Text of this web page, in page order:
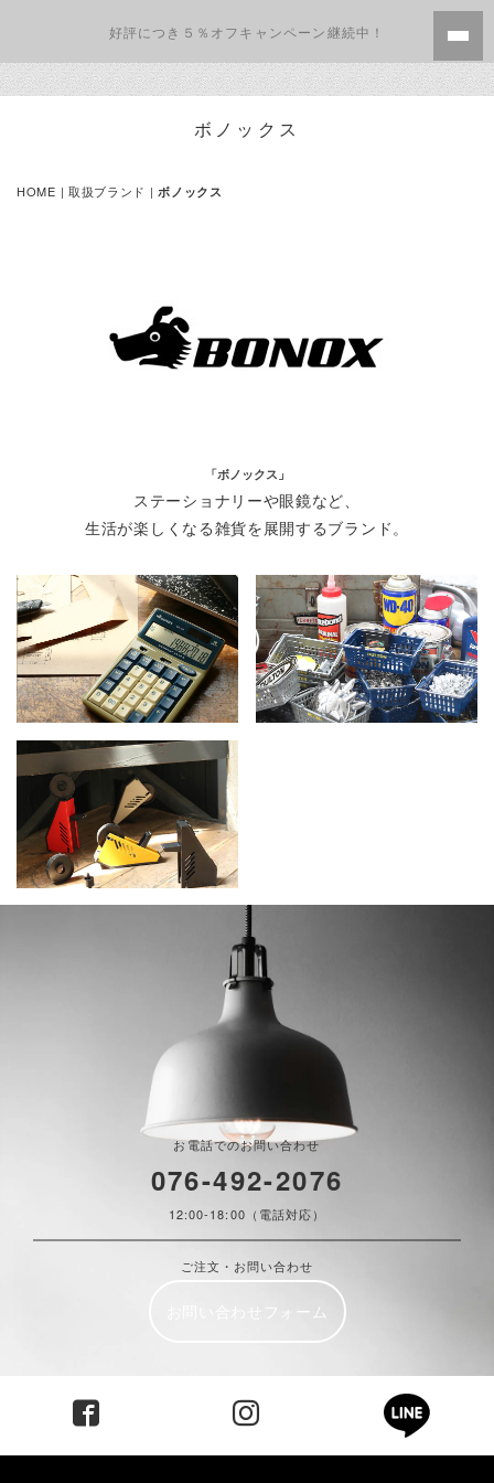
好評につき５％オフキャンペーン継続中！
ボノックス
HOME | 取扱ブランド | ボノックス
「ボノックス」
ステーショナリーや眼鏡など、
生活が楽しくなる雑貨を展開するブランド。
お電話でのお問い合わせ
076-492-2076
12:00-18:00（電話対応）
ご注文・お問い合わせ
お問い合わせフォーム